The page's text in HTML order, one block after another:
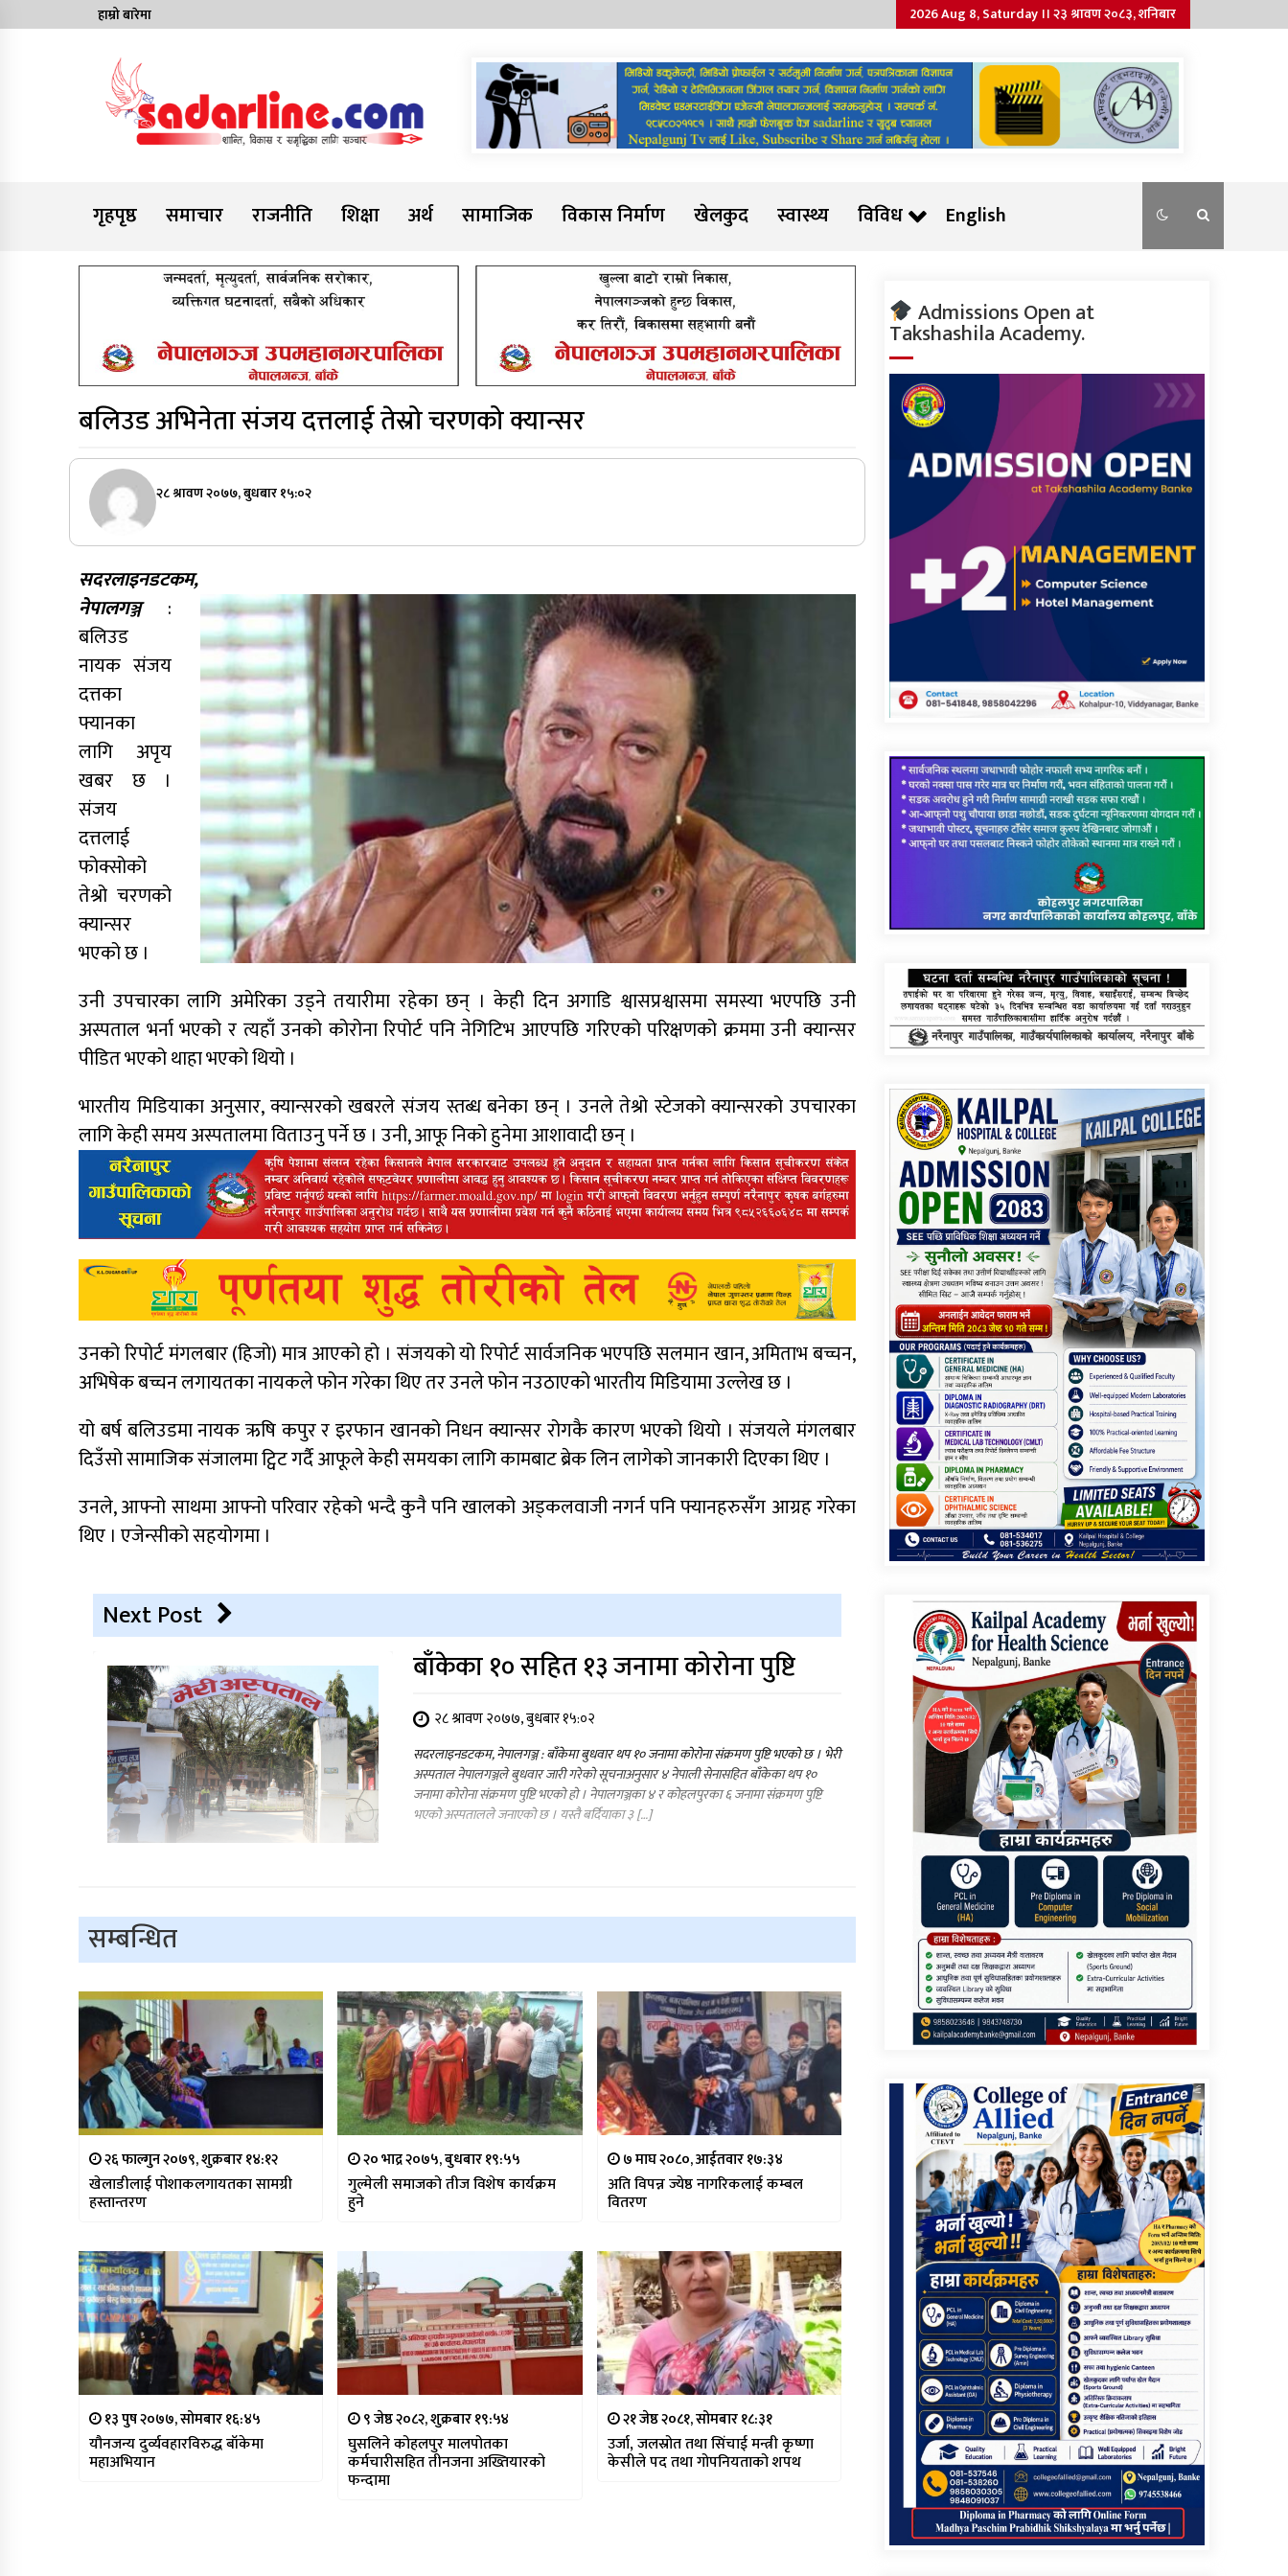
to
हाम्रो बारेमा 2026 Aug 8, Saturday ।। २३ श्रावण २०८३, शनिबार
Sadarline
गृहपृष्ठ
समाचार राजनीति शिक्षा अर्थ सामाजिक विकास निर्माण खेलकुद स्वास्थ्य विविध English
बलिउड अभिनेता संजय दत्तलाई तेस्रो चरणको क्यान्सर
२८ श्रावण २०७७, बुधबार १५:०२
सदरलाइनडटकम,
नेपालगञ्ज
:
बलिउड
नायक संजय
दत्तका
फ्यानका
लागि अपृय
खबर छ ।
संजय
दत्तलाई
फोक्सोको
तेश्रो चरणको
क्यान्सर
भएको छ ।
उनी उपचारका लागि अमेरिका उड्ने तयारीमा रहेका छन् । केही दिन अगाडि श्वासप्रश्वासमा समस्या भएपछि उनी
अस्पताल भर्ना भएको र त्यहाँ उनको कोरोना रिपोर्ट पनि नेगिटिभ आएपछि गरिएको परिक्षणको क्रममा उनी क्यान्सर
पीडित भएको थाहा भएको थियो ।
भारतीय मिडियाका अनुसार, क्यान्सरको खबरले संजय स्तब्ध बनेका छन् । उनले तेश्रो स्टेजको क्यान्सरको उपचारका
लागि केही समय अस्पतालमा विताउनु पर्ने छ । उनी, आफू निको हुनेमा आशावादी छन् ।
उनको रिपोर्ट मंगलबार (हिजो) मात्र आएको हो । संजयको यो रिपोर्ट सार्वजनिक भएपछि सलमान खान, अमिताभ बच्चन,
अभिषेक बच्चन लगायतका नायकले फोन गरेका थिए तर उनले फोन नउठाएको भारतीय मिडियामा उल्लेख छ ।
यो बर्ष बलिउडमा नायक ऋषि कपुर र इरफान खानको निधन क्यान्सर रोगकै कारण भएको थियो । संजयले मंगलबार
दिउँसो सामाजिक संजालमा ट्विट गर्दै आफूले केही समयका लागि कामबाट ब्रेक लिन लागेको जानकारी दिएका थिए ।
उनले, आफ्नो साथमा आफ्नो परिवार रहेको भन्दै कुनै पनि खालको अड्कलवाजी नगर्न पनि फ्यानहरुसँग आग्रह गरेका
थिए । एजेन्सीको सहयोगमा ।
Next Post
बाँकेका १० सहित १३ जनामा कोरोना पुष्टि
२८ श्रावण २०७७, बुधबार १५:०२
सदरलाइनडटकम, नेपालगञ्ज : बाँकेमा बुधवार थप १० जनामा कोरोना संक्रमण पुष्टि भएको छ । भेरी
अस्पताल नेपालगञ्जले बुधवार जारी गरेको सूचनाअनुसार ४ नेपाली सेनासहित बाँकेका थप १०
जनामा कोरोना संक्रमण पुष्टि भएको हो । नेपालगञ्जका ४ र कोहलपुरका ६ जनामा संक्रमण पुष्टि
भएको अस्पतालले जनाएको छ । यस्तै बर्दियाका ३ […]
सम्बन्धित
२६ फाल्गुन २०७९, शुक्रबार १४:१२
खेलाडीलाई पोशाकलगायतका सामग्री
हस्तान्तरण
२० भाद्र २०७५, बुधबार १९:५५
गुल्मेली समाजको तीज विशेष कार्यक्रम
हुने
७ माघ २०८०, आईतवार १७:३४
अति विपन्न ज्येष्ठ नागरिकलाई कम्बल
वितरण
१३ पुष २०७७, सोमबार १६:४५
यौनजन्य दुर्व्यवहारविरुद्ध बाँकेमा
महाअभियान
९ जेष्ठ २०८२, शुक्रबार १९:५४
घुसलिने कोहलपुर मालपोतका
कर्मचारीसहित तीनजना अख्तियारको
फन्दामा
२१ जेष्ठ २०८१, सोमबार १८:३१
उर्जा, जलस्रोत तथा सिंचाई मन्त्री कृष्णा
केसीले पद तथा गोपनियताको शपथ
Admissions Open at
Takshashila Academy.